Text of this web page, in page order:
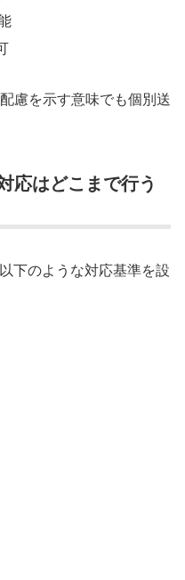
慮を示す意味でも個別送
応はどこまで行う
下のような対応基準を設